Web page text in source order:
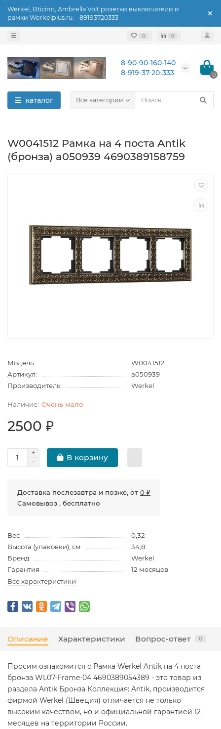
Werkel, Bticino, Ambrella Volt розетки,выключатели и
рамки Werkelplus.ru. - 89193720333
0 0
8-90-90-160-140
8-919-37-20-333
0
каталог Все категории
W0041512 Рамка на 4 поста Antik
(бронза) a050939 4690389158759
Модель:
W0041512
Артикул:
a050939
Производитель:
Werkel
Очень мало
2500 ₽
В корзину
Доставка послезавтра и позже, от 0 ₽
Самовывоз , бесплатно
Вес
0,32
Высота (упаковки), см
34,8
Бренд
Werkel
Гарантия
12 месяцев
Все характеристики
Описание Характеристики Вопрос-ответ 0
Просим ознакомится с Рамка Werkel Antik на 4 поста
бронза WL07-Frame-04 4690389054389 - это товар из
раздела Antik Бронза Коллекция: Antik, производится
фирмой Werkel (Швеция) отличается не только
высоким качеством, но и официальной гарантией 12
месяцев на территории России.